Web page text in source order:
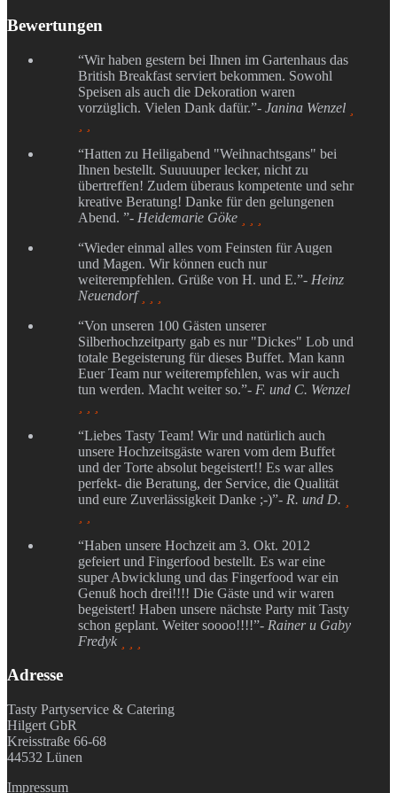
Bewertungen
“Wir haben gestern bei Ihnen im Gartenhaus das
British Breakfast serviert bekommen. Sowohl
Speisen als auch die Dekoration waren
vorzüglich. Vielen Dank dafür.”- Janina Wenzel
“Hatten zu Heiligabend "Weihnachtsgans" bei
Ihnen bestellt. Suuuuuper lecker, nicht zu
übertreffen! Zudem überaus kompetente und sehr
kreative Beratung! Danke für den gelungenen
Abend. ”- Heidemarie Göke
“Wieder einmal alles vom Feinsten für Augen
und Magen. Wir können euch nur
weiterempfehlen. Grüße von H. und E.”- Heinz
Neuendorf
“Von unseren 100 Gästen unserer
Silberhochzeitparty gab es nur "Dickes" Lob und
totale Begeisterung für dieses Buffet. Man kann
Euer Team nur weiterempfehlen, was wir auch
tun werden. Macht weiter so.”- F. und C. Wenzel
“Liebes Tasty Team! Wir und natürlich auch
unsere Hochzeitsgäste waren vom dem Buffet
und der Torte absolut begeistert!! Es war alles
perfekt- die Beratung, der Service, die Qualität
und eure Zuverlässigkeit Danke ;-)”- R. und D.
“Haben unsere Hochzeit am 3. Okt. 2012
gefeiert und Fingerfood bestellt. Es war eine
super Abwicklung und das Fingerfood war ein
Genuß hoch drei!!!! Die Gäste und wir waren
begeistert! Haben unsere nächste Party mit Tasty
schon geplant. Weiter soooo!!!!”- Rainer u Gaby
Fredyk
Adresse
Tasty Partyservice & Catering
Hilgert GbR
Kreisstraße 66-68
44532 Lünen
Impressum